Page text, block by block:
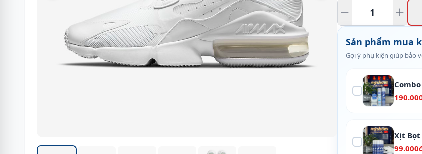
Sản phẩm mua
Gợi ý phụ kiện giúp bảo
Xịt Bọt